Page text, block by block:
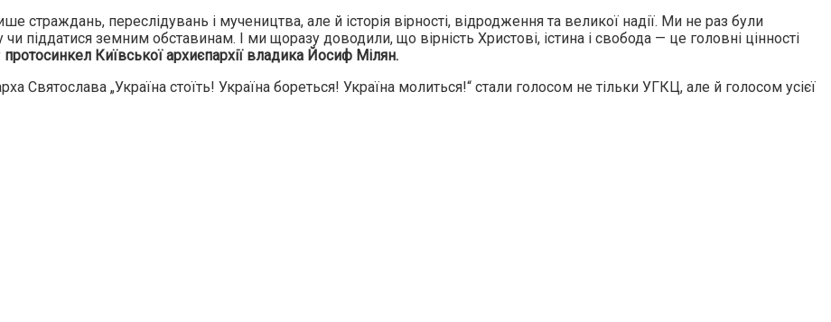
страждань, переслідувань і мучеництва, але й історія вірності, відродження та великої надії. Ми не раз були
піддатися земним обставинам. І ми щоразу доводили, що вірність Христові, істина і свобода — це головні цінності
протосинкел Київської архиєпархії владика Йосиф Мілян.
Святослава „Україна стоїть! Україна бореться! Україна молиться!“ стали голосом не тільки УГКЦ, але й голосом усієї